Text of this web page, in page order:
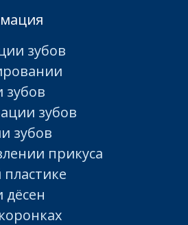
зубов
зубов
зубов
зубов
прикуса
пластике
дёсен